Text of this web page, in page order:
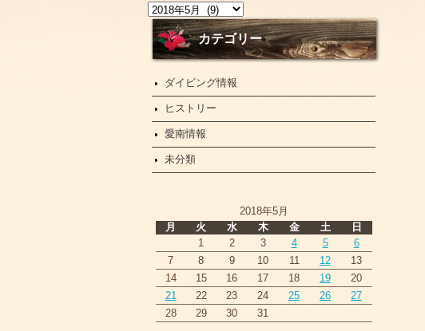
ニ
ュ
ー
カテゴリー
ダイビング情報
ヒストリー
愛南情報
未分類
2018年5月
月
火 水 木 金 土
日
1
2 3 4 5
6
7
8 9 10 11 12
13
14
15 16 17 18 19
20
21
22 23 24 25 26
27
28
29 30 31